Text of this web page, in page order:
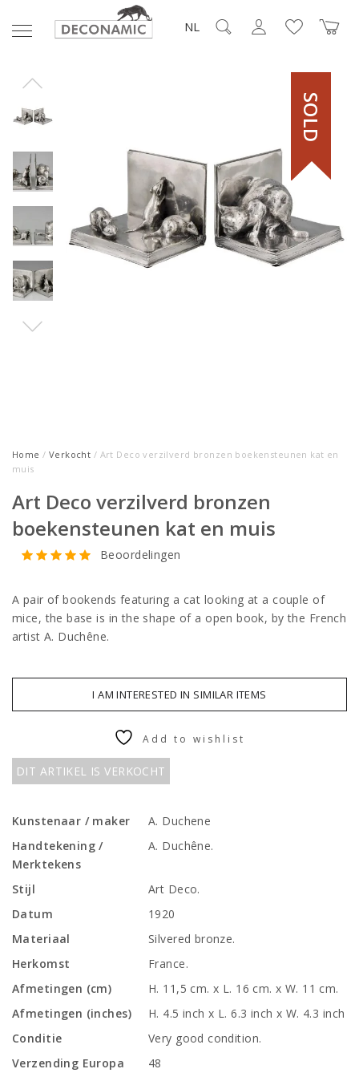
NL
SOLD
Home / Verkocht / Art Deco verzilverd bronzen boekensteunen kat en
muis
Art Deco verzilverd bronzen
boekensteunen kat en muis
Beoordelingen
A pair of bookends featuring a cat looking at a couple of
mice, the base is in the shape of a open book, by the French
artist A. Duchêne.
I AM INTERESTED IN SIMILAR ITEMS
DIT ARTIKEL IS VERKOCHT
Add to wishlist
Kunstenaar / maker
A. Duchene
Handtekening /
Merktekens
A. Duchêne.
Stijl
Art Deco.
Datum
1920
Materiaal
Silvered bronze.
Herkomst
France.
Afmetingen (cm)
H. 11,5 cm. x L. 16 cm. x W. 11 cm.
Afmetingen (inches)
H. 4.5 inch x L. 6.3 inch x W. 4.3 inch
Conditie
Very good condition.
Verzending Europa
48